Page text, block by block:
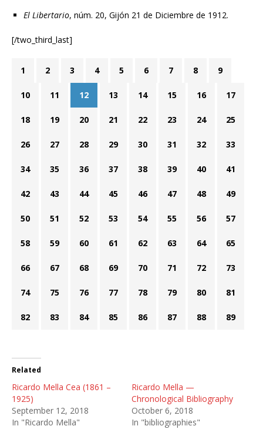
El Libertario, núm. 20, Gijón 21 de Diciembre de 1912.
[/two_third_last]
1 2 3 4 5 6 7 8 9
10 11 12 13 14 15 16 17
18 19 20 21 22 23 24 25
26 27 28 29 30 31 32 33
34 35 36 37 38 39 40 41
42 43 44 45 46 47 48 49
50 51 52 53 54 55 56 57
58 59 60 61 62 63 64 65
66 67 68 69 70 71 72 73
74 75 76 77 78 79 80 81
82 83 84 85 86 87 88 89
Related
Ricardo Mella Cea (1861 –
1925)
September 12, 2018
In "Ricardo Mella"
Ricardo Mella —
Chronological Bibliography
October 6, 2018
In "bibliographies"